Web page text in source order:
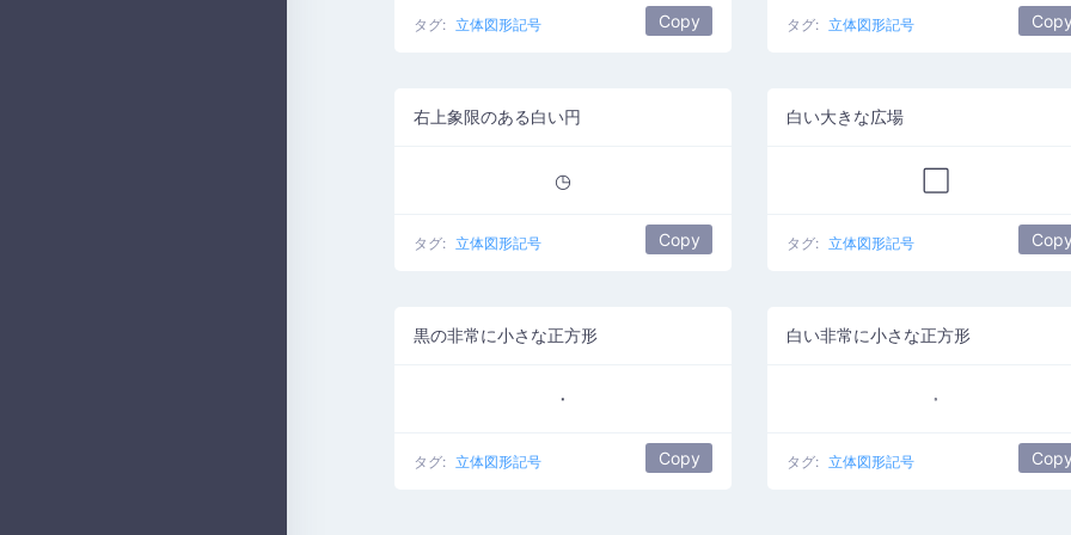
タグ: 立体図形記号 Copy タグ: 立体図形記号 Copy
右上象限のある白い円
◷
タグ: 立体図形記号 Copy
白い大きな広場
タグ: 立体図形記号 Copy
黒の非常に小さな正方形
⬝
タグ: 立体図形記号 Copy
白い非常に小さな正方形
⬞
タグ: 立体図形記号 Copy